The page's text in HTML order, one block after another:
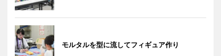
モルタルを型に流してフィギュア作り